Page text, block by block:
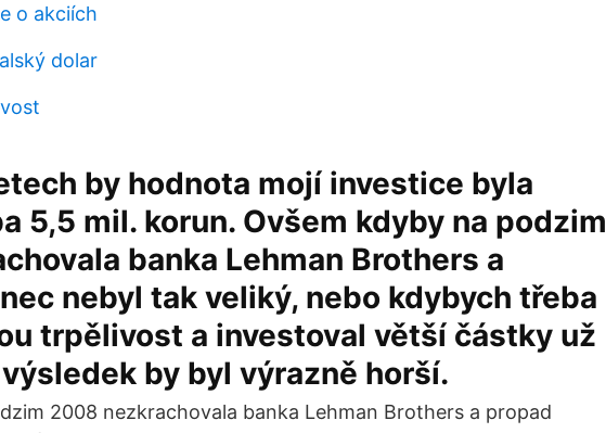
o akciích
dolar
by hodnota mojí investice byla
5,5 mil. korun. Ovšem kdyby na podzim
banka Lehman Brothers a
nebyl tak veliký, nebo kdybych třeba
trpělivost a investoval větší částky už
by byl výrazně horší.
2008 nezkrachovala banka Lehman Brothers a propad